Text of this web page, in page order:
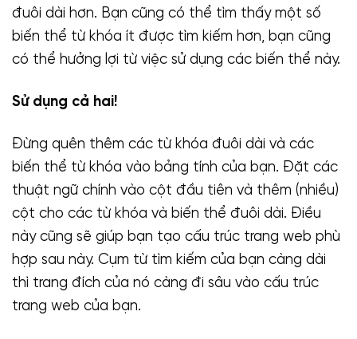
đuôi dài hơn. Bạn cũng có thể tìm thấy một số
biến thể từ khóa ít được tìm kiếm hơn, bạn cũng
có thể hưởng lợi từ việc sử dụng các biến thể này.
Sử dụng cả hai!
Đừng quên thêm các từ khóa đuôi dài và các
biến thể từ khóa vào bảng tính của bạn. Đặt các
thuật ngữ chính vào cột đầu tiên và thêm (nhiều)
cột cho các từ khóa và biến thể đuôi dài. Điều
này cũng sẽ giúp bạn tạo cấu trúc trang web phù
hợp sau này. Cụm từ tìm kiếm của bạn càng dài
thì trang đích của nó càng đi sâu vào cấu trúc
trang web của bạn.